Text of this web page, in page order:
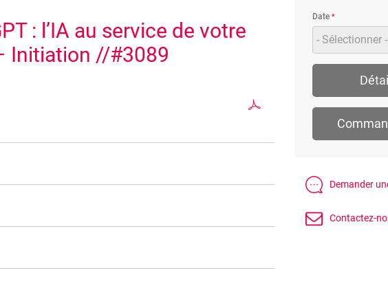
: l’IA au service de votre
Initiation //#3089
de l'innovation et de la transformation
domaines respectifs pour améliorer l'efficacité et
compte gratuit sur ChatGPT et venir avec ses codes
Date
- Sélectionner -